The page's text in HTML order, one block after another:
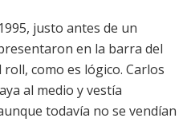
justo antes de un
en la barra del
como es lógico. Carlos
al medio y vestía
todavía no se vendían